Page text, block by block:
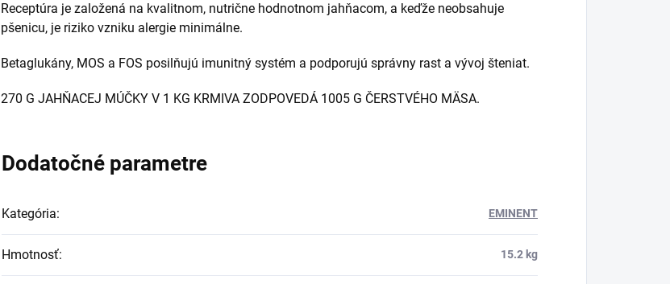
Receptúra je založená na kvalitnom, nutrične hodnotnom jahňacom, a keďže neobsahuje
pšenicu, je riziko vzniku alergie minimálne.
Betaglukány, MOS a FOS posilňujú imunitný systém a podporujú správny rast a vývoj šteniat.
270 G JAHŇACEJ MÚČKY V 1 KG KRMIVA ZODPOVEDÁ 1005 G ČERSTVÉHO MÄSA.
Dodatočné parametre
Kategória: EMINENT
Hmotnosť: 15.2 kg